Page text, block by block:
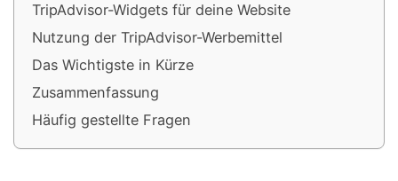
TripAdvisor-Widgets für deine Website
Nutzung der TripAdvisor-Werbemittel
Das Wichtigste in Kürze
Zusammenfassung
Häufig gestellte Fragen